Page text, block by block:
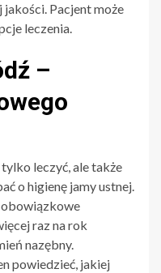
jakości. Pacjent może
leczenia.
–
leczyć, ale także
o higienę jamy ustnej.
raz na rok
nazębny.
powiedzieć, jakiej